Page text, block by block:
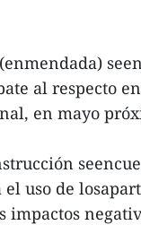
al respecto
en mayo
uso de
impactos